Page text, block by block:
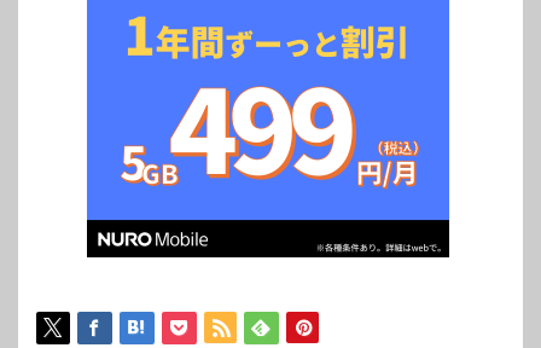
品としての上映が決定し、ますます話題と
なっている。10月5日（水）丸の内ピカデ
完成披露試写会が行われた。イベントで
は、松山ケン...